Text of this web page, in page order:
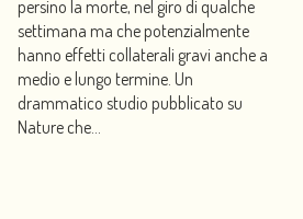
persino la morte, nel giro di qualche
settimana ma che potenzialmente
hanno effetti collaterali gravi anche a
medio e lungo termine. Un
drammatico studio pubblicato su
Nature che...